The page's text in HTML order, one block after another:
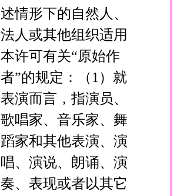
述情形下的自然人、
法人或其他组织适用
本许可有关“原始作
者”的规定：（1）就
表演而言，指演员、
歌唱家、音乐家、舞
蹈家和其他表演、演
唱、演说、朗诵、演
奏、表现或者以其它